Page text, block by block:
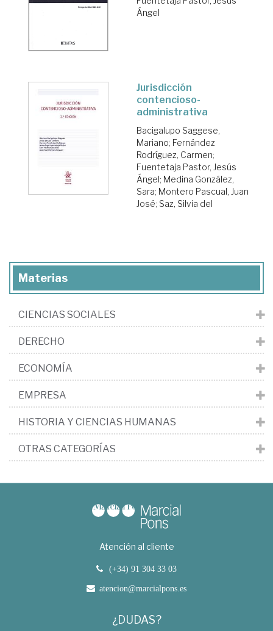
Ángel
Jurisdicción
contencioso-
administrativa
Bacigalupo Saggese,
Mariano; Fernández
Rodríguez, Carmen;
Fuentetaja Pastor, Jesús
Ángel; Medina González,
Sara; Montero Pascual, Juan
José; Saz, Silvia del
Materias
CIENCIAS SOCIALES
DERECHO
ECONOMÍA
EMPRESA
HISTORIA Y CIENCIAS HUMANAS
OTRAS CATEGORÍAS
Atención al cliente
(+34) 91 304 33 03
atencion@marcialpons.es
¿DUDAS?